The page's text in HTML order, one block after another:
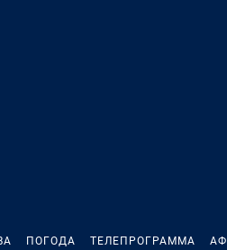
ПОГОДА ТЕЛЕПРОГРАММА